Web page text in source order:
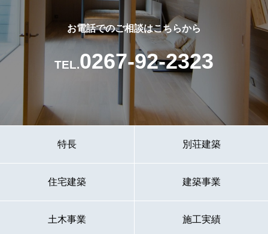
お電話でのご相談はこちらから
TEL.0267-92-2323
特長 別荘建築
住宅建築 建築事業
土木事業 施工実績